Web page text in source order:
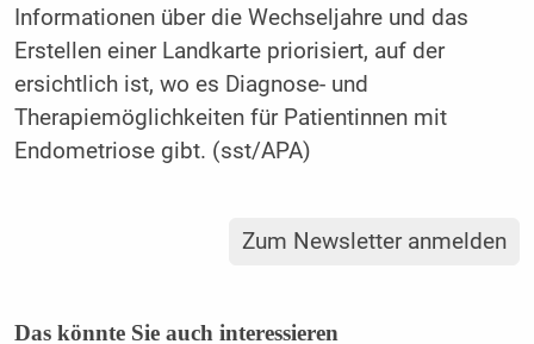
Informationen über die Wechseljahre und das
Erstellen einer Landkarte priorisiert, auf der
ersichtlich ist, wo es Diagnose- und
Therapiemöglichkeiten für Patientinnen mit
Endometriose gibt. (sst/APA)
Zum Newsletter anmelden
Das könnte Sie auch interessieren